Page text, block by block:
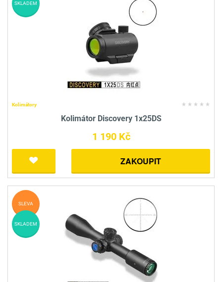
Kolimátory
Kolimátor Discovery 1x25DS
1 190 Kč
ZAKOUPIT
SKLADEM
SLEVA
SKLADEM